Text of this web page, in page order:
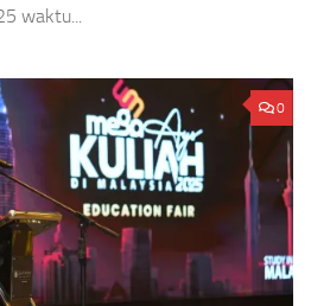
waktu...
0